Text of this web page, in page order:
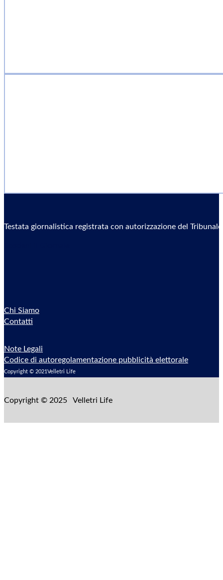
Testata giornalistica registrata con autorizzazione del
Chi Siamo
Contatti
Note Legali
Codice di autoregolamentazione pubblicità elettorale
Copyright © 2021Velletri Life
Copyright © 2025 Velletri Life